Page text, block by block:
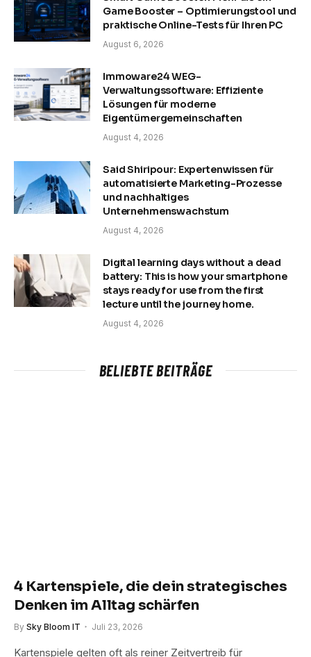
Game Booster – Optimierungstool und
praktische Online-Tests für Ihren PC
August 6, 2026
Immoware24 WEG-
Verwaltungssoftware: Effiziente
Lösungen für moderne
Eigentümergemeinschaften
August 4, 2026
Said Shiripour: Expertenwissen für
automatisierte Marketing-Prozesse
und nachhaltiges
Unternehmenswachstum
August 4, 2026
Digital learning days without a dead
battery: This is how your smartphone
stays ready for use from the first
lecture until the journey home.
August 4, 2026
BELIEBTE BEITRÄGE
4 Kartenspiele, die dein strategisches
Denken im Alltag schärfen
By Sky Bloom IT Juli 23, 2026
Kartenspiele gelten oft als reiner Zeitvertreib für